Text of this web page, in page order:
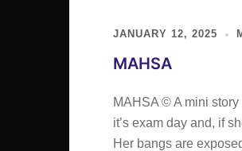
JANUARY 12, 2025
MAHSA
MAHSA © A mini
it’s exam day and, if
Her bangs are